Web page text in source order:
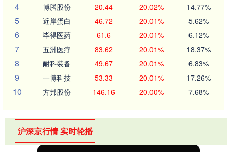
4 博腾股份 20.44 20.02% 14.77%
5 近岸蛋白 46.72 20.01% 5.62%
6 毕得医药 61.6 20.01% 6.12%
7 五洲医疗 83.62 20.01% 18.37%
8 耐科装备 49.67 20.01% 6.83%
9 一博科技 53.33 20.01% 17.26%
10 方邦股份 146.16 20.00% 7.68%
沪深京行情 实时轮播